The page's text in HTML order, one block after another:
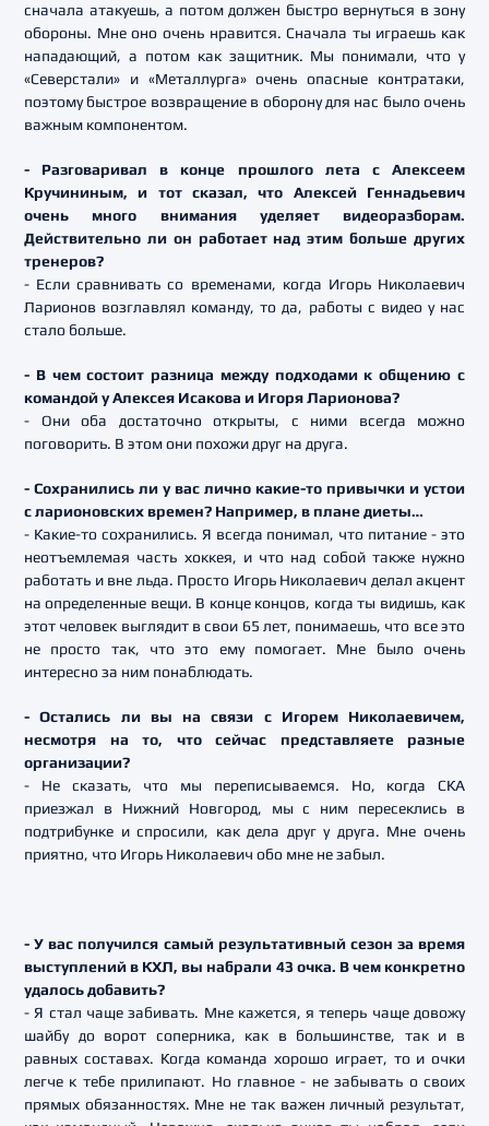
сначала атакуешь, а потом должен быстро вернуться в зону
обороны. Мне оно очень нравится. Сначала ты играешь как
нападающий, а потом как защитник. Мы понимали, что у
«Северстали» и «Металлурга» очень опасные контратаки,
поэтому быстрое возвращение в оборону для нас было очень
важным компонентом.
- Разговаривал в конце прошлого лета с Алексеем
Кручининым, и тот сказал, что Алексей Геннадьевич
очень много внимания уделяет видеоразборам.
Действительно ли он работает над этим больше других
тренеров?
- Если сравнивать со временами, когда Игорь Николаевич
Ларионов возглавлял команду, то да, работы с видео у нас
стало больше.
- В чем состоит разница между подходами к общению с
командой у Алексея Исакова и Игоря Ларионова?
- Они оба достаточно открыты, с ними всегда можно
поговорить. В этом они похожи друг на друга.
- Сохранились ли у вас лично какие-то привычки и устои
с ларионовских времен? Например, в плане диеты…
- Какие-то сохранились. Я всегда понимал, что питание - это
неотъемлемая часть хоккея, и что над собой также нужно
работать и вне льда. Просто Игорь Николаевич делал акцент
на определенные вещи. В конце концов, когда ты видишь, как
этот человек выглядит в свои 65 лет, понимаешь, что все это
не просто так, что это ему помогает. Мне было очень
интересно за ним понаблюдать.
- Остались ли вы на связи с Игорем Николаевичем,
несмотря на то, что сейчас представляете разные
организации?
- Не сказать, что мы переписываемся. Но, когда СКА
приезжал в Нижний Новгород, мы с ним пересеклись в
подтрибунке и спросили, как дела друг у друга. Мне очень
приятно, что Игорь Николаевич обо мне не забыл.
- У вас получился самый результативный сезон за время
выступлений в КХЛ, вы набрали 43 очка. В чем конкретно
удалось добавить?
- Я стал чаще забивать. Мне кажется, я теперь чаще довожу
шайбу до ворот соперника, как в большинстве, так и в
равных составах. Когда команда хорошо играет, то и очки
легче к тебе прилипают. Но главное - не забывать о своих
прямых обязанностях. Мне не так важен личный результат,